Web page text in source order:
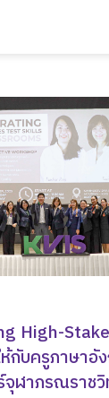
เรียน
High-
กับครูภาษาอั
จุฬาภรณราช